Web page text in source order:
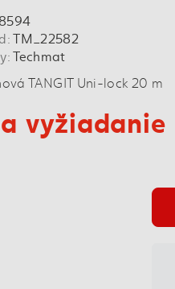
8594
TM_22582
Techmat
TANGIT Uni-lock 20 m
vyžiadanie